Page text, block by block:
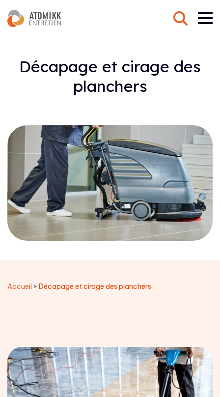
Décapage et cirage des
planchers
Accueil > Décapage et cirage des planchers
Ce qui distingue nos